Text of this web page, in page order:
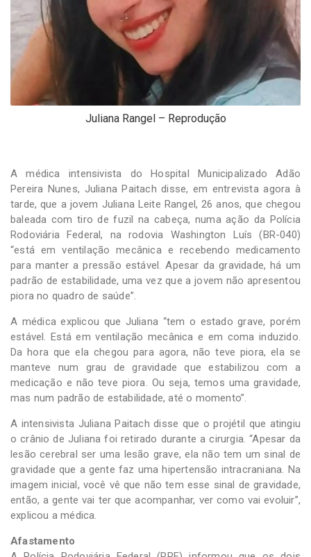
Juliana Rangel – Reprodução
A médica intensivista do Hospital Municipalizado Adão
Pereira Nunes, Juliana Paitach disse, em entrevista agora à
tarde, que a jovem Juliana Leite Rangel, 26 anos, que chegou
baleada com tiro de fuzil na cabeça, numa ação da Polícia
Rodoviária Federal, na rodovia Washington Luís (BR-040)
“está em ventilação mecânica e recebendo medicamento
para manter a pressão estável. Apesar da gravidade, há um
padrão de estabilidade, uma vez que a jovem não apresentou
piora no quadro de saúde”.
A médica explicou que Juliana “tem o estado grave, porém
estável. Está em ventilação mecânica e em coma induzido.
Da hora que ela chegou para agora, não teve piora, ela se
manteve num grau de gravidade que estabilizou com a
medicação e não teve piora. Ou seja, temos uma gravidade,
mas num padrão de estabilidade, até o momento”.
A intensivista Juliana Paitach disse que o projétil que atingiu
o crânio de Juliana foi retirado durante a cirurgia. “Apesar da
lesão cerebral ser uma lesão grave, ela não tem um sinal de
gravidade que a gente faz uma hipertensão intracraniana. Na
imagem inicial, você vê que não tem esse sinal de gravidade,
então, a gente vai ter que acompanhar, ver como vai evoluir”,
explicou a médica.
Afastamento